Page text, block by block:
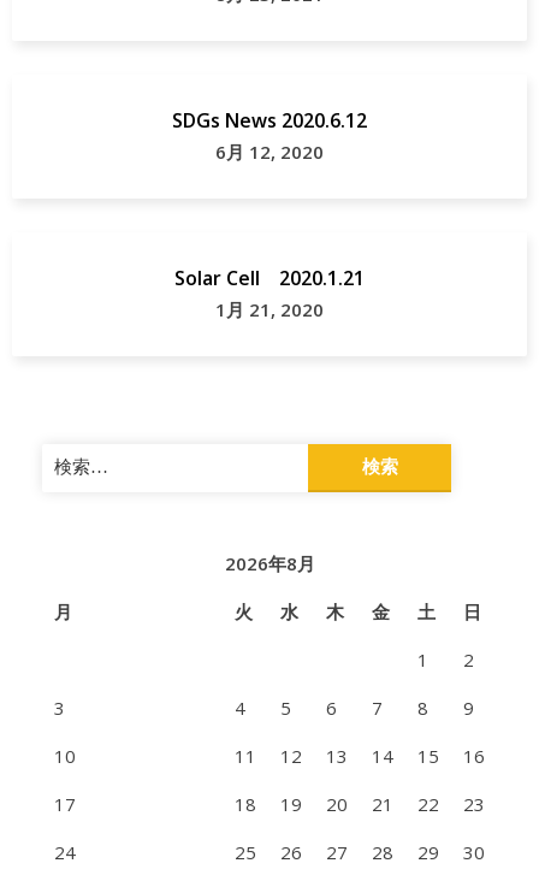
SDGs News 2020.6.12
6月 12, 2020
Solar Cell 2020.1.21
1月 21, 2020
検
索:
2026年8月
月
火 水 木 金 土
日
1
2
3
4 5 6 7 8
9
10
11 12 13 14 15
16
17
18 19 20 21 22
23
24
25 26 27 28 29
30